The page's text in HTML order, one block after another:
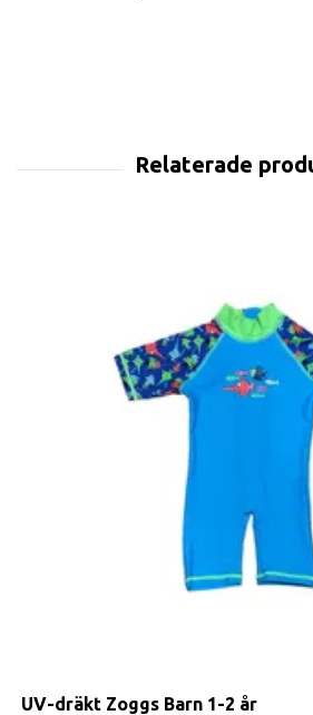
UV-dräkt Zoggs Barn 1-2 år